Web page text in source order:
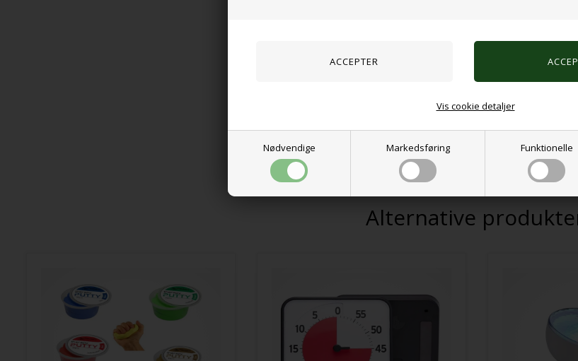
Nødvendige Markedsføring Funktionelle
Vis cookie detaljer
Møblet er udviklet i samarbejde
og internationale designpriser.
effektivt at desinficere
Strømforbrug 300W
Sikkerhedssensor sørger for
Alternative